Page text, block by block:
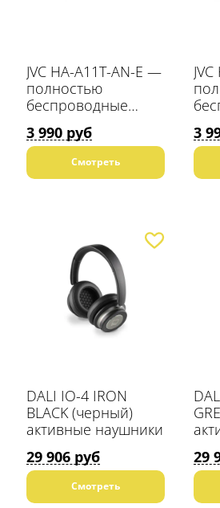
JVC HA-A11T-AN-E —
полностью
беспроводные
вкладыши
Смотреть
3 990 руб 3
DALI IO-4 IRON
BLACK (черный)
активные наушники
Смотреть
29 906 руб 29